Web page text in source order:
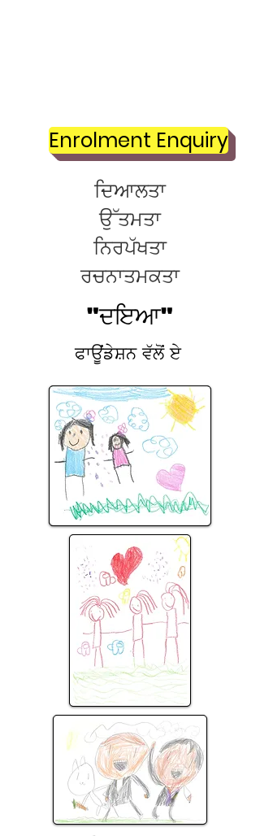
Enrolment Enquiry
ਦਿਆਲਤਾ
ਉੱਤਮਤਾ
ਨਿਰਪੱਖਤਾ
ਰਚਨਾਤਮਕਤਾ
"ਦਇਆ"
ਫਾਊਂਡੇਸ਼ਨ ਵੱਲੋਂ ਏ